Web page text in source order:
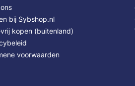
bij Sybshop.nl
kopen (buitenland)
voorwaarden